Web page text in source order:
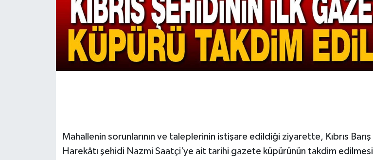
Mahallenin sorunlarının ve taleplerinin istişare edildiği ziyarette, Kıbrıs Barış
Harekâtı şehidi Nazmi Saatçi’ye ait tarihi gazete küpürünün takdim edilmesi